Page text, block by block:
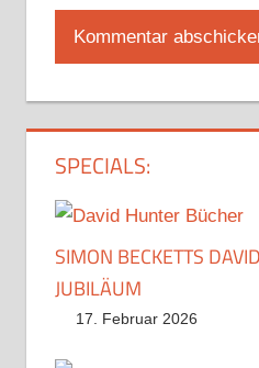
SPECIALS:
SIMON BECKETTS
JUBILÄUM
17. Februar 2026